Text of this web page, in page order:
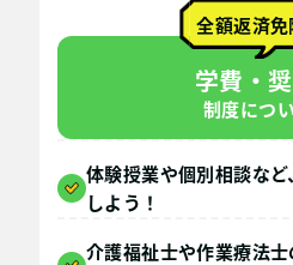
全額返済免
学費・
制度につ
体験授業や個別相談な
しよう！
介護福祉士や作業療法